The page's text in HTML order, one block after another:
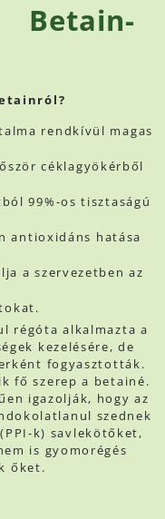
Betain-
rendkívül magas
céklagyökérből
99%-os tisztaságú
antioxidáns hatása
a szervezetben az
régóta alkalmazta a
kezelésére, de
fogyasztották.
fő szerep a betainé.
igazolják, hogy az
szednek
k) savlekötőket,
is gyomorégés
őket.